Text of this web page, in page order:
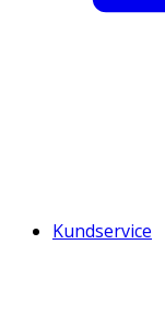
Kundservice